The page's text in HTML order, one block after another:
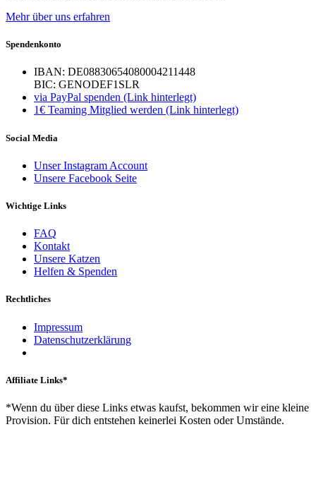
Mehr über uns erfahren
Spendenkonto
IBAN: DE08830654080004211448
BIC: GENODEF1SLR
via PayPal spenden (Link hinterlegt)
1€ Teaming Mitglied werden (Link hinterlegt)
Social Media
Unser Instagram Account
Unsere Facebook Seite
Wichtige Links
FAQ
Kontakt
Unsere Katzen
Helfen & Spenden
Rechtliches
Impressum
Datenschutzerklärung
Affiliate Links*
*Wenn du über diese Links etwas kaufst, bekommen wir eine kleine
Provision. Für dich entstehen keinerlei Kosten oder Umstände.